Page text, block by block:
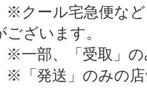
ール宅急便など
ございます。
部、「受取」の
発送」のみの店